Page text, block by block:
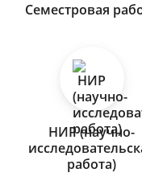
Семестровая
НИР (научно-
работа)